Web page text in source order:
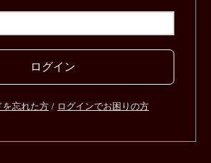
ログイン
を忘れた方 / ログインでお困りの方